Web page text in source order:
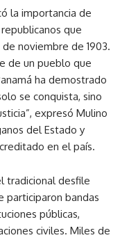
la importancia de
que
noviembre de 1903.
de un pueblo que
ha demostrado
se conquista, sino
expresó Mulino
del Estado y
en el país.
tradicional desfile
participaron bandas
públicas,
civiles. Miles de